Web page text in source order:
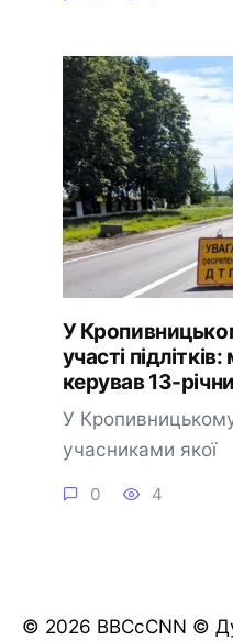
У
участі
керував 13-
У
учасниками якої
0 4
© 2026 BBCcCNN ©